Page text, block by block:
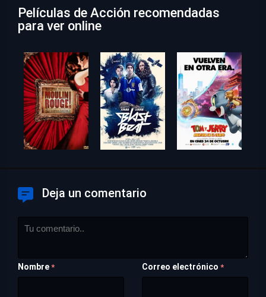
Películas de Acción recomendadas
para ver online
Deja un comentario
Nombre * Correo electrónico *